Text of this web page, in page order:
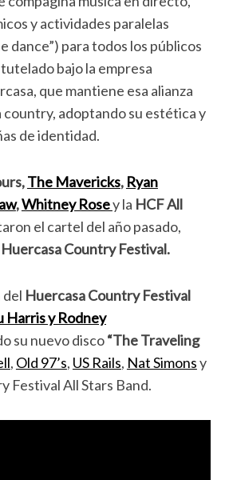
y actividades paralelas
dance”) para todos los públicos
bajo la empresa
que mantiene esa alianza
country, adoptando su estética y
de identidad.
The Mavericks, Ryan
,Whitney Rosey la HCF All
el cartel del año pasado,
Huercasa Country Festival.
del Huercasa Country Festival
Harris y Rodney
su nuevo disco“The Traveling
, Old 97’s, US Rails, Nat Simonsy
Festival All Stars Band.